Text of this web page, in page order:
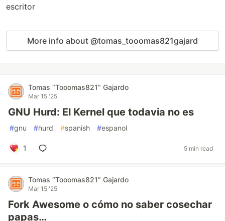
escritor
More info about @tomas_tooomas821gajard
Tomas “Tooomas821” Gajardo
Mar 15 '25
GNU Hurd: El Kernel que todavia no es
#gnu #hurd #spanish #espanol
1 5 min read
Tomas “Tooomas821” Gajardo
Mar 15 '25
Fork Awesome o cómo no saber cosechar
papas…